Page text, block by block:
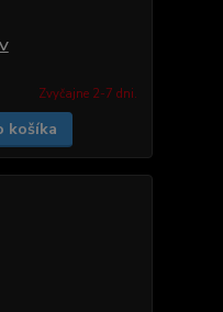
Zvyčajne 2-7 dni.
košíka